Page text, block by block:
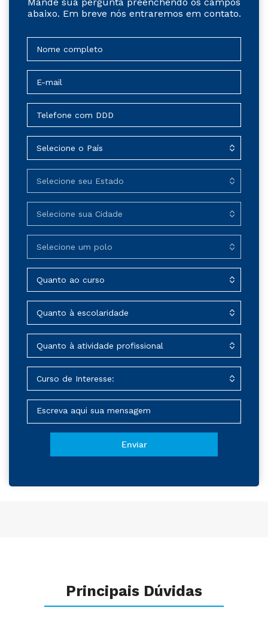
abaixo. Em breve nós entraremos em contato.
Principais Dúvidas